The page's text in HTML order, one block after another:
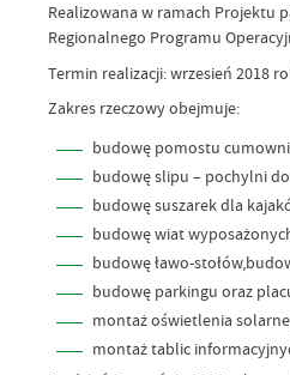
Realizowana w ramach Projektu
Regionalnego Programu
Termin realizacji: wrzesień 2018
Zakres rzeczowy obejmuje:
budowę pomostu
budowę slipu – pochylni
budowę suszarek dla
budowę wiat
budowę ławo-stołów,
budowę parkingu oraz
montaż oświetlenia
montaż tablic